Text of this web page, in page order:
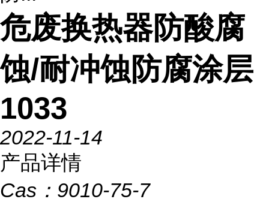
危废换热器防酸腐
蚀/耐冲蚀防腐涂层
1033
2022-11-14
产品详情
Cas： 9010-75-7